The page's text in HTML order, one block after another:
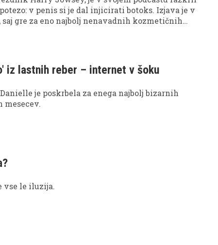
v penis si je dal injicirati botoks. Izjava je v
gre za eno najbolj nenavadnih kozmetičnih
iz lastnih reber – internet v šoku
je poskrbela za enega najbolj bizarnih
vse le iluzija.